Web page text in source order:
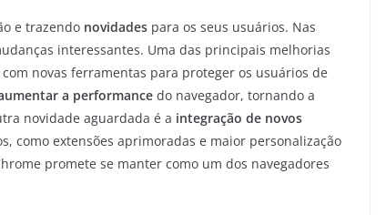
e trazendo novidades para os seus usuários. Nas
interessantes. Uma das principais melhorias
novas ferramentas para proteger os usuários de
a performance do navegador, tornando a
novidade aguardada é a integração de novos
como extensões aprimoradas e maior personalização
promete se manter como um dos navegadores